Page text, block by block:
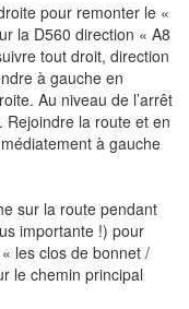
pour remonter le «
la D560 direction « A8
tout droit, direction
à gauche en
Au niveau de l’arrêt
la route et en
à gauche
sur la route pendant
importante !) pour
les clos de bonnet /
le chemin principal